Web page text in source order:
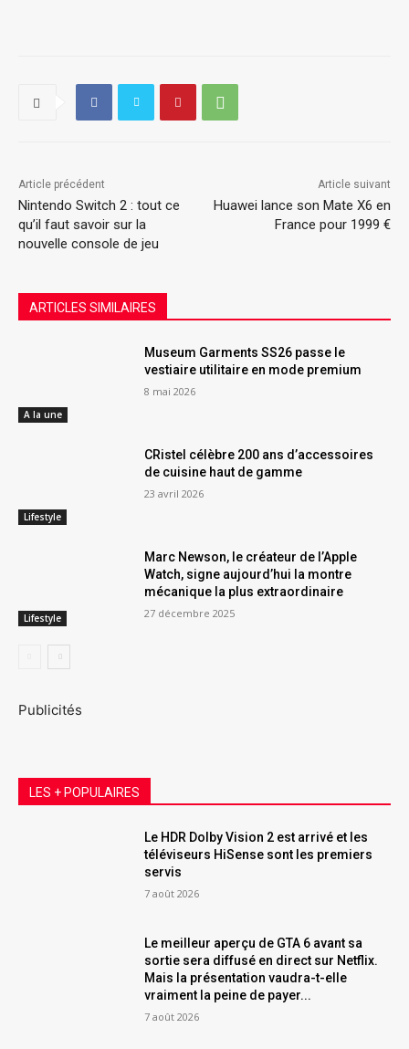
Article précédent
Nintendo Switch 2 : tout ce
qu’il faut savoir sur la
nouvelle console de jeu
Article suivant
Huawei lance son Mate X6 en
France pour 1999 €
ARTICLES SIMILAIRES
A la une
Museum Garments SS26 passe le
vestiaire utilitaire en mode premium
8 mai 2026
Lifestyle
CRistel célèbre 200 ans d’accessoires
de cuisine haut de gamme
23 avril 2026
Lifestyle
Marc Newson, le créateur de l’Apple
Watch, signe aujourd’hui la montre
mécanique la plus extraordinaire
27 décembre 2025
Publicités
LES + POPULAIRES
Le HDR Dolby Vision 2 est arrivé et les
téléviseurs HiSense sont les premiers
servis
7 août 2026
Le meilleur aperçu de GTA 6 avant sa
sortie sera diffusé en direct sur Netflix.
Mais la présentation vaudra-t-elle
vraiment la peine de payer...
7 août 2026